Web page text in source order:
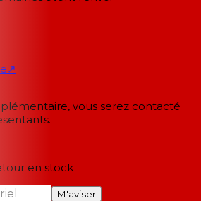
↗
vous serez contacté
en stock
M'aviser